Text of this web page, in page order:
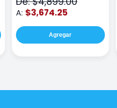
A: $3,674.25
Agregar